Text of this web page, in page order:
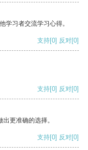
学习者交流学习心得。
支持[0] 反对[0]
支持[0] 反对[0]
更准确的选择。
支持[0] 反对[0]